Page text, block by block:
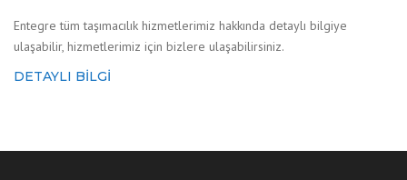
Entegre tüm taşımacılık hizmetlerimiz hakkında detaylı bilgiye
ulaşabilir, hizmetlerimiz için bizlere ulaşabilirsiniz.
DETAYLI BILGI